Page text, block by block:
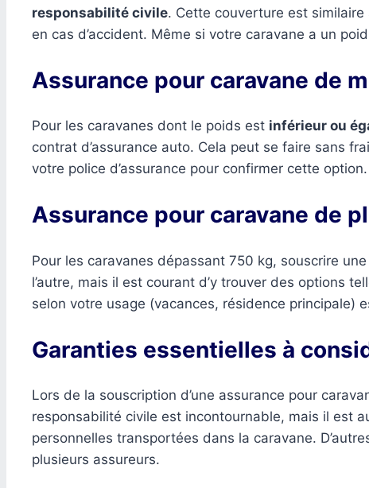
responsabilité civile. Cette couverture est
en cas d’accident. Même si votre caravane a un
Assurance pour caravane de
Pour les caravanes dont le poids est inférieur ou
contrat d’assurance auto. Cela peut se faire sans
votre police d’assurance pour confirmer cette option.
Assurance pour caravane de
Pour les caravanes dépassant 750 kg, souscrire une
l’autre, mais il est courant d’y trouver des options
selon votre usage (vacances, résidence principale)
Garanties essentielles à
Lors de la souscription d’une assurance pour
responsabilité civile est incontournable, mais il est
personnelles transportées dans la caravane.
plusieurs assureurs.